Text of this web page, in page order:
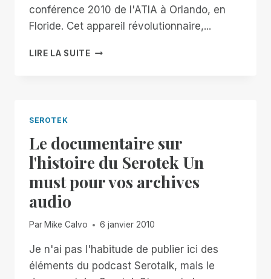
conférence 2010 de l'ATIA à Orlando, en
Floride. Cet appareil révolutionnaire,...
LIRE LA SUITEL'APPAREIL
ACCESSIBLES
SEROTEK
Le documentaire sur
l'histoire du Serotek Un
must pour vos archives
audio
Par Mike Calvo 6 janvier 2010
Je n'ai pas l'habitude de publier ici des
éléments du podcast Serotalk, mais le